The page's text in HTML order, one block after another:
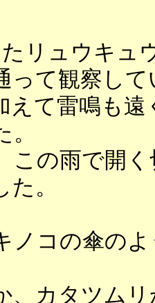
リュウキュ
って観察し
えて雷鳴も
この雨で開
。
ノコの傘の
、カタツム